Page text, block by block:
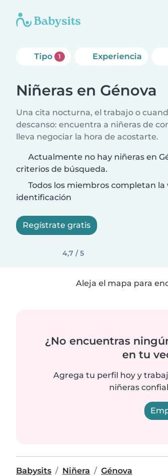
Tipo 1 Experiencia
Niñeras en Génova
Una cita nocturna, el trabajo o
descanso: encuentra a niñeras de
lleva negociar la hora de acostarte.
Actualmente no hay niñeras en
criterios de búsqueda.
Todos los miembros completan
identificación
Regístrate gratis
4,7 / 5
Aleja el mapa para
¿No encuentras
en tu
Agrega tu perfil hoy y
niñeras
Babysits Niñera Génova